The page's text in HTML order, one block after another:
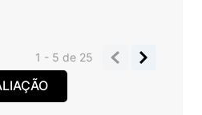
1 - 5de 25